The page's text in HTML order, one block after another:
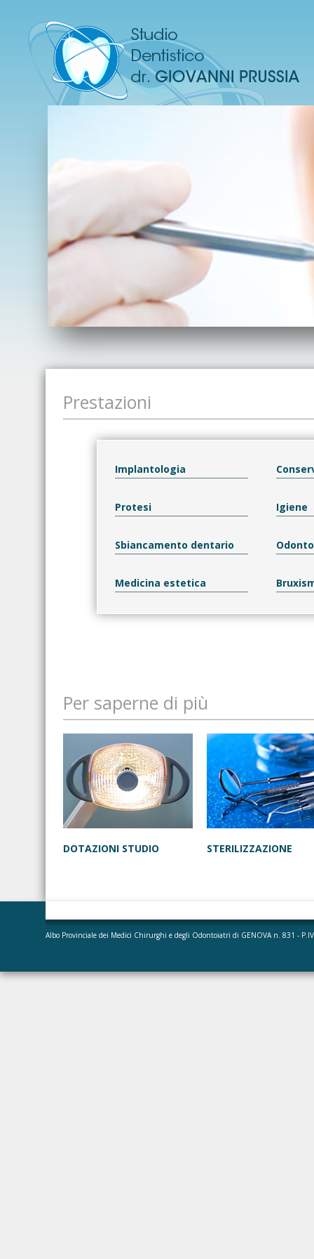
Prestazioni
Implantologia
Protesi Igiene
Sbiancamento dentario
Medicina estetica
Per saperne di più
DOTAZIONI STUDIO STERILIZZAZIONE
Albo Provinciale dei Medici Chirurghi e degli Odontoiatri di GENOVA n. 831 -